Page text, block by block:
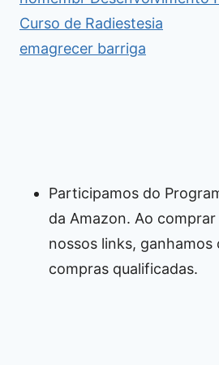
Curso de Radiestesia
emagrecer barriga
Participamos do
da Amazon. Ao
nossos links, ganhamos
compras qualificadas.